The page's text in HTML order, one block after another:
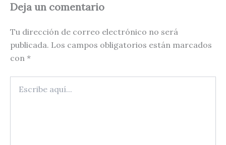
Deja un comentario
Tu dirección de correo electrónico no será
publicada. Los campos obligatorios están marcados
con *
aquí...